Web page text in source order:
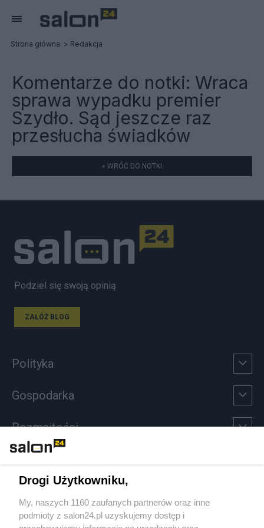
Strona główna Redakcja
Komentarze do notki: Wraca
sprawa wypadku premier
Szydło. Sąd jeszcze raz
przesłucha świadków
« WRÓĆ DO NOTKI
Podziel się swoją opinią
ZAŁÓŻ BLOG
Polityka
Gospodarka
Rozmaitości
Sport
Społeczeństwo
Drogi Użytkowniku,
My, naszych 1160 zaufanych partnerów oraz inne
podmioty z salon24.pl uzyskujemy dostęp i